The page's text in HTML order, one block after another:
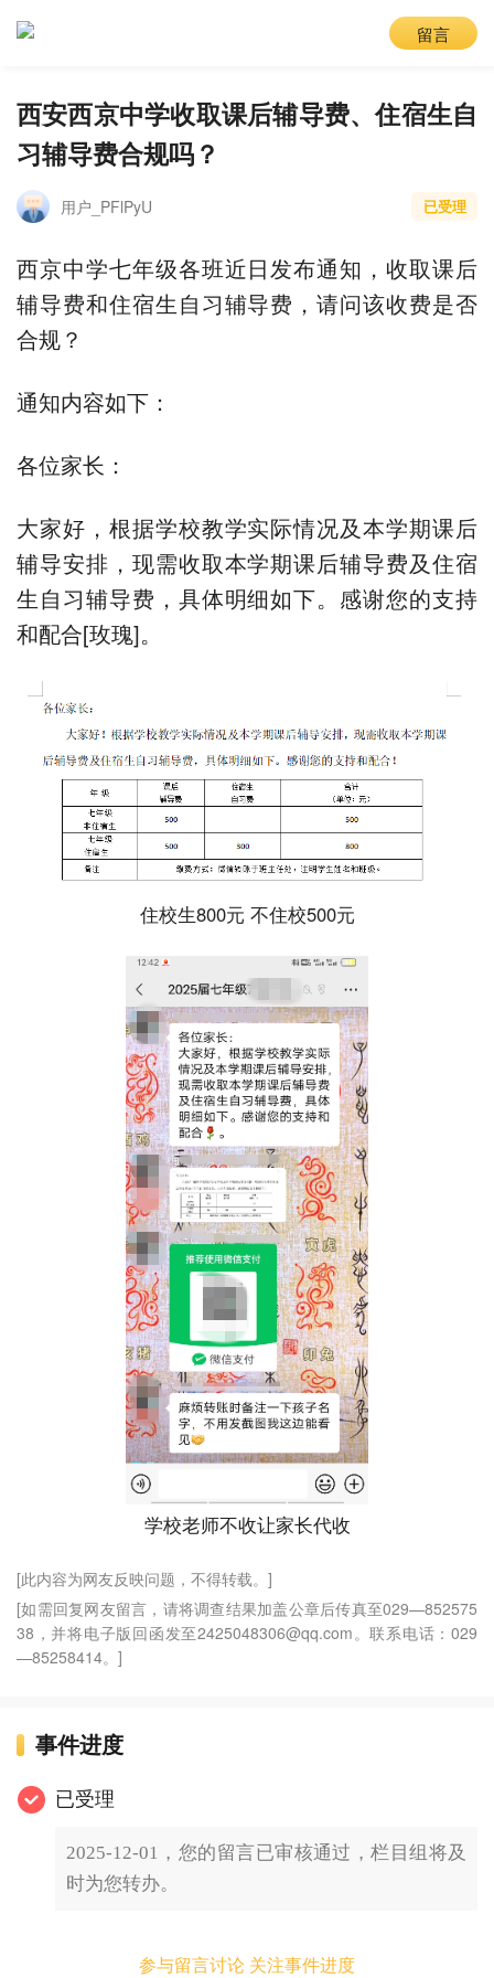
留言
西安西京中学收取课后辅导费、住宿生自
习辅导费合规吗？
用户_PFlPyU 已受理
西京中学七年级各班近日发布通知，收取课后
辅导费和住宿生自习辅导费，请问该收费是否
合规？
通知内容如下：
各位家长：
大家好，根据学校教学实际情况及本学期课后
辅导安排，现需收取本学期课后辅导费及住宿
生自习辅导费，具体明细如下。感谢您的支持
和配合[玫瑰]。
住校生800元 不住校500元
学校老师不收让家长代收
[此内容为网友反映问题，不得转载。]
[如需回复网友留言，请将调查结果加盖公章后传真至029—852575
38，并将电子版回函发至2425048306@qq.com。联系电话：029
—85258414。]
事件进度
已受理
2025-12-01，您的留言已审核通过，栏目组将及
时为您转办。
参与留言讨论 关注事件进度